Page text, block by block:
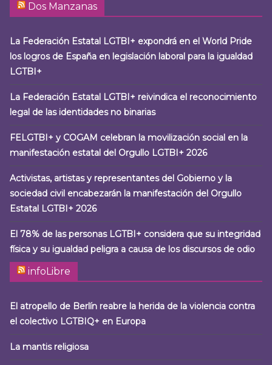
Dos Manzanas
La Federación Estatal LGTBI+ expondrá en el World Pride
los logros de España en legislación laboral para la igualdad
LGTBI+
La Federación Estatal LGTBI+ reivindica el reconocimiento
legal de las identidades no binarias
FELGTBI+ y COGAM celebran la movilización social en la
manifestación estatal del Orgullo LGTBI+ 2026
Activistas, artistas y representantes del Gobierno y la
sociedad civil encabezarán la manifestación del Orgullo
Estatal LGTBI+ 2026
El 78% de las personas LGTBI+ considera que su integridad
física y su igualdad peligra a causa de los discursos de odio
infoLibre
El atropello de Berlín reabre la herida de la violencia contra
el colectivo LGTBIQ+ en Europa
La mantis religiosa